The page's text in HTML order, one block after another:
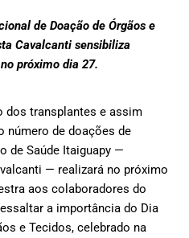
de Doação de Órgãos e
Cavalcanti sensibiliza
próximo dia 27.
dos transplantes e assim
número de doações de
de Saúde Itaiguapy —
— realizará no próximo
aos colaboradores do
a importância do Dia
e Tecidos, celebrado na